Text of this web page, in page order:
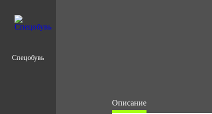
Спецобувь
Описание